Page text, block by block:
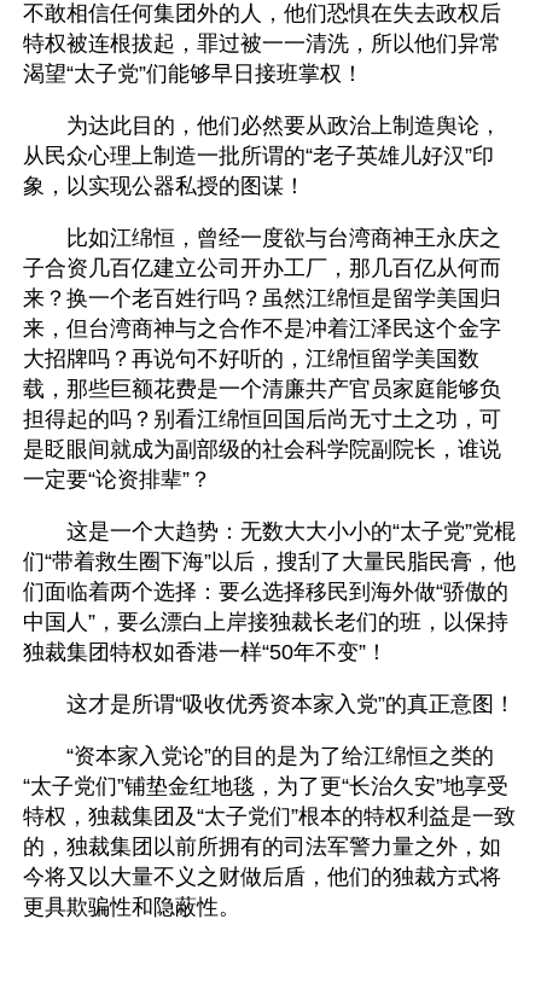
不敢相信任何集团外的人，他们恐惧在失去政权后
特权被连根拔起，罪过被一一清洗，所以他们异常
渴望“太子党”们能够早日接班掌权！
为达此目的，他们必然要从政治上制造舆论，
从民众心理上制造一批所谓的“老子英雄儿好汉”印
象，以实现公器私授的图谋！
比如江绵恒，曾经一度欲与台湾商神王永庆之
子合资几百亿建立公司开办工厂，那几百亿从何而
来？换一个老百姓行吗？虽然江绵恒是留学美国归
来，但台湾商神与之合作不是冲着江泽民这个金字
大招牌吗？再说句不好听的，江绵恒留学美国数
载，那些巨额花费是一个清廉共产官员家庭能够负
担得起的吗？别看江绵恒回国后尚无寸土之功，可
是眨眼间就成为副部级的社会科学院副院长，谁说
一定要“论资排辈”？
这是一个大趋势：无数大大小小的“太子党”党棍
们“带着救生圈下海”以后，搜刮了大量民脂民膏，他
们面临着两个选择：要么选择移民到海外做“骄傲的
中国人”，要么漂白上岸接独裁长老们的班，以保持
独裁集团特权如香港一样“50年不变”！
这才是所谓“吸收优秀资本家入党”的真正意图！
“资本家入党论”的目的是为了给江绵恒之类的
“太子党们”铺垫金红地毯，为了更“长治久安”地享受
特权，独裁集团及“太子党们”根本的特权利益是一致
的，独裁集团以前所拥有的司法军警力量之外，如
今将又以大量不义之财做后盾，他们的独裁方式将
更具欺骗性和隐蔽性。